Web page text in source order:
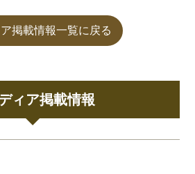
ア掲載情報一覧に戻る
ィア掲載情報